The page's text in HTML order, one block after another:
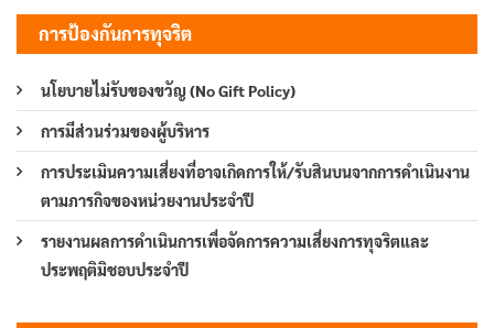
การป้องกันการทุจริต
นโยบายไม่รับของขวัญ (No Gift Policy)
การมีส่วนร่วมของผู้บริหาร
การประเมินความเสี่ยงที่อาจเกิดการให้/รับสินบนจากการดำเนินงาน
ตามภารกิจของหน่วยงานประจำปี
รายงานผลการดำเนินการเพื่อจัดการความเสี่ยงการทุจริตและ
ประพฤติมิชอบประจำปี